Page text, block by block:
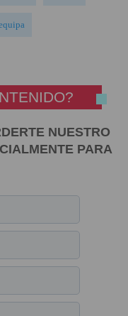
NUESTRO
PARA